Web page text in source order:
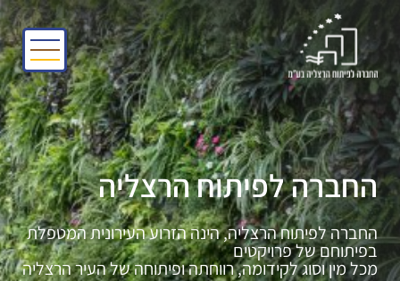
החברה לפיתוח הרצליה
החברה לפיתוח הרצליה, הינה הזרוע העירונית המטפלת
בפיתוחם של פרויקטים
מכל מין וסוג לקידומה, רווחתה ופיתוחה של העיר הרצליה